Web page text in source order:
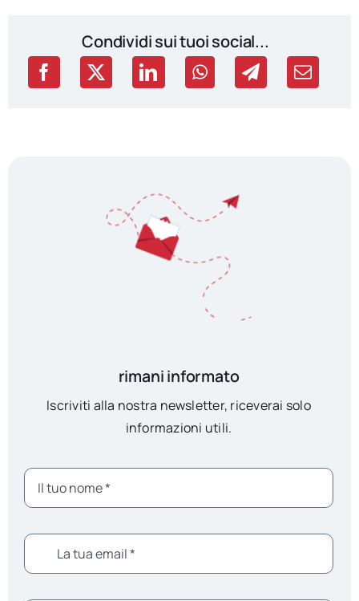
Condividi sui tuoi social...
rimani informato
Iscriviti alla nostra newsletter, riceverai solo
informazioni utili.